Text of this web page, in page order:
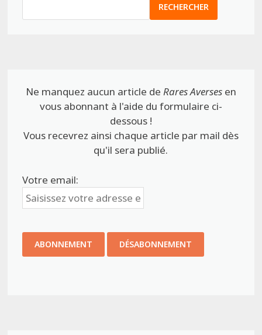
RECHERCHER
Ne manquez aucun article de Rares Aversesen
vous abonnant à l'aide du formulaire ci-
dessous !
Vous recevrez ainsi chaque article par mail dès
qu'il sera publié.
Votre email: